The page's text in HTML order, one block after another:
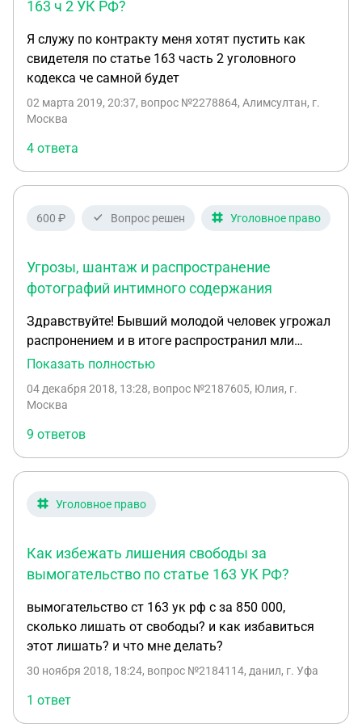
знает. Что нужно делать и как обезопасить себя?
Стоит ли пойти в полицию и самому на себя
заказать обыск, чтобы иметь некий документ, что
обыск проведен и ничего не найдено? А если и
найдено, то я сам это инициировал.
163 ч 2 УК РФ?
Я служу по контракту меня хотят пустить как
свидетеля по статье 163 часть 2 уголовного
кодекса че самной будет
02 марта 2019, 20:37, вопрос №2278864, Алимсултан, г.
Москва
4 ответа
600 ₽ Вопрос решен Уголовное право
Угрозы, шантаж и распространение
фотографий интимного содержания
Здравствуйте! Бывший молодой человек угрожал
распронением и в итоге распространил мли
фотографии интимного характера, отправив их
Марокко. Я знаю, что могу обратиться с
могу ли я сделать это по месту своей прописки
без выезда в Марокко? И есть ли давность по
такого рода делу, если, допустим, я обращусь в
полицию через год? Это важно для меня.
Показать полностью
04 декабря 2018, 13:28, вопрос №2187605, Юлия, г.
Москва
9 ответов
Уголовное право
Как избежать лишения свободы за
вымогательство по статье 163 УК РФ?
вымогательство ст 163 ук рф с за 850 000,
сколько лишать от свободы? и как избавиться
этот лишать? и что мне делать?
30 ноября 2018, 18:24, вопрос №2184114, данил, г. Уфа
1 ответ